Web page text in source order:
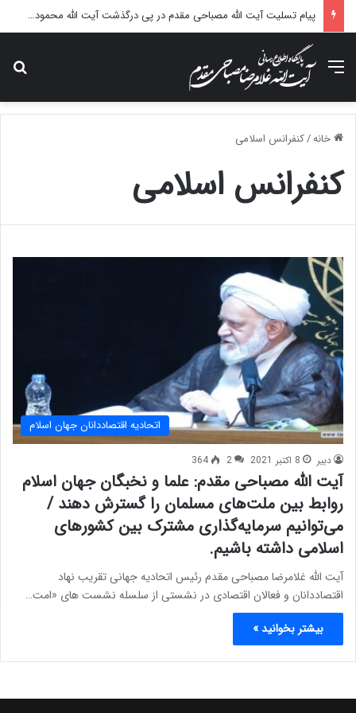
پیام تسلیت آیت الله مصباحی مقدم در پی درگذشت آیت الله محمودی گلپایگانی
منو
خانه/کنفرانس اسلامی
کنفرانس اسلامی
اتحادیه اقتصاددانان جهان اسلام
دبیر 8 اکتبر 2021 2
364
آیت الله مصباحی مقدم: علما و نخبگان جهان اسلام
روابط بین ملت‌های مسلمان را گسترش دهند /
می‌توانیم سرمایه‌گذاری مشترک بین کشورهای
اسلامی داشته باشیم.
آیت الله غلامرضا مصباحی مقدم رئیس اتحادیه جهانی تقریب نهاد
اقتصاددانان و فعالان اقتصادی در نشستی از سلسله نشست های «امت…
بیشتر بخوانید »